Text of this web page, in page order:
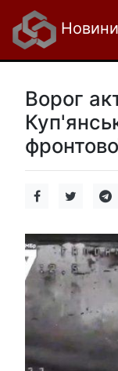
Новини
Ворог